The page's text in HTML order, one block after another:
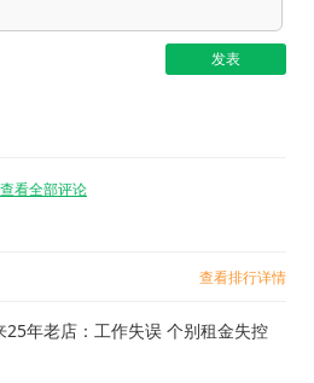
查看全部评论
查看排行详情
年老店：工作失误 个别租金失控